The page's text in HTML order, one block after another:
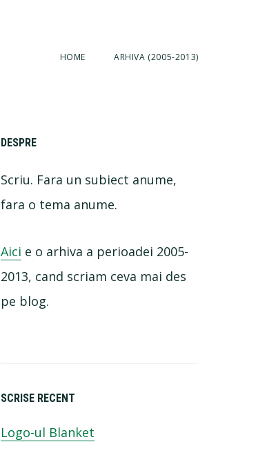
HOME ARHIVA (2005-2013)
Primary
Sidebar
DESPRE
Scriu. Fara un subiect anume,
fara o tema anume.
Aici e o arhiva a perioadei 2005-
2013, cand scriam ceva mai des
pe blog.
SCRISE RECENT
Logo-ul Blanket